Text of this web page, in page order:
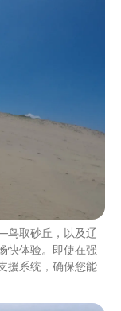
鸟取砂丘，以及辽
快体验。即使在强
援系统，确保您能